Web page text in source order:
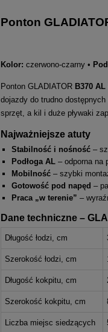
Ponton
Kolor: czerwono-czarny •
Ponton GLADIATOR B370 AL
dojazdy do trudno
sprzęt, a kil i duże pływaki
Najważniejsze atuty
Stabilność i nośność–
Podłoga AL– odporna na
Mobilność– szybki
Gotowość pod napęd –
Praca „w terenie” –
Dane techniczne –
Długość łodzi, cm
Szerokość łodzi, cm
Długość kokpitu, cm
Szerokość kokpitu, cm
Liczba miejsc siedzących